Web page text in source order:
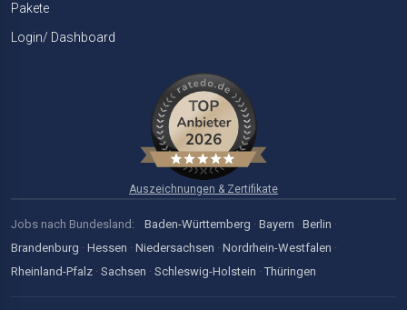
Pakete
Login/ Dashboard
Auszeichnungen & Zertifikate
Jobs nach Bundesland: Baden-Württemberg · Bayern · Berlin ·
Brandenburg · Hessen · Niedersachsen · Nordrhein-Westfalen ·
Rheinland-Pfalz · Sachsen · Schleswig-Holstein · Thüringen